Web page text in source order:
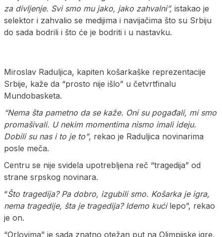
za divljenje. Svi smo mu jako, jako zahvalni”, istakao je
selektor i zahvalio se medijima i navijačima što su Srbiju
do sada bodrili i što će je bodriti i u nastavku.
Miroslav Raduljica, kapiten košarkaške reprezentacije
Srbije, kaže da “prosto nije išlo” u četvrtfinalu
Mundobasketa.
“Nema šta pametno da se kaže. Oni su pogađali, mi smo
promašivali. U nekim momentima nismo imali ideju.
Dobili su nas i to je to”, rekao je Raduljica novinarima
posle meča.
Centru se nije svidela upotrebljena reč “tragedija” od
strane srpskog novinara.
“Što tragedija? Pa dobro, izgubili smo. Košarka je igra,
nema tragedije, šta je tragedija? Idemo kućilepo”, rekao
je on.
“Orlovima” je sada znatno otežan put na Olimpijske igre,